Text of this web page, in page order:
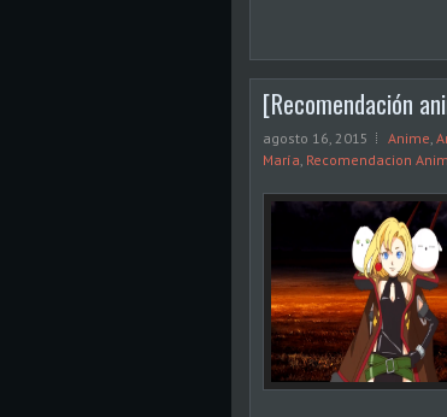
[Recomendación
agosto 16, 2015 Anime
María Recomendacion